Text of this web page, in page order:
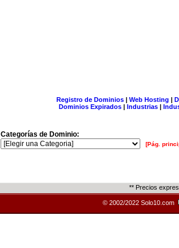
Registro de Dominios| Web Hosting |
Dominios Expirados | Industrias |
Categorías de Dominio:
[Pág.
** Precios
© 2002/2022 Solo10.com